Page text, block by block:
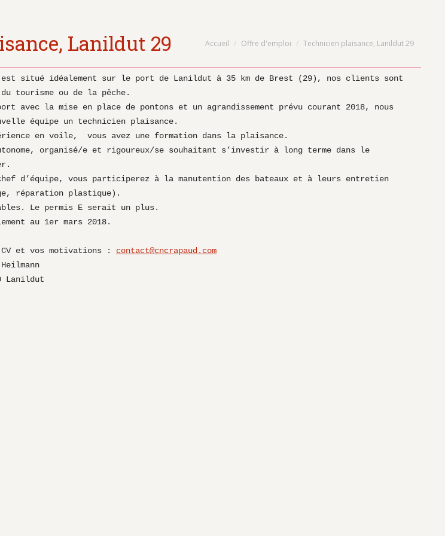
Lanildut 29 Vous êtes ici :
Accueil Offre d'emploi Technicien plaisance, Lanildut 29
est situé idéalement sur le port de Lanildut à 35 km de Brest (29), nos clients sont
tourisme ou de la pêche.
avec la mise en place de pontons et un agrandissement prévu courant 2018, nous
équipe un technicien plaisance.
en voile,  vous avez une formation dans la plaisance.
organisé/e et rigoureux/se souhaitant s’investir à long terme dans le
d’équipe, vous participerez à la manutention des bateaux et à leurs entretien
réparation plastique).
Le permis E serait un plus.
au 1er mars 2018.
et vos motivations : contact@cncrapaud.com